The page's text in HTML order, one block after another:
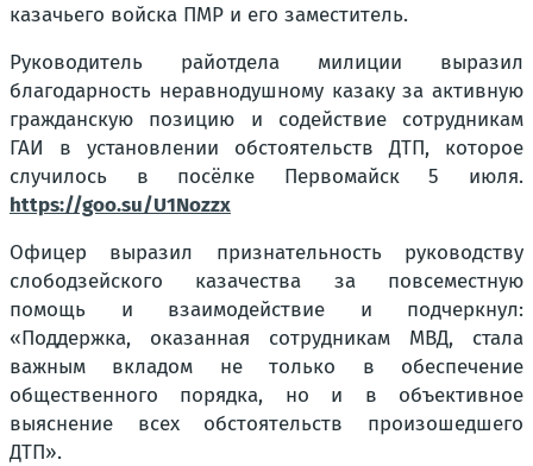
казачьего войска ПМР и его заместитель.
Руководитель райотдела милиции выразил
благодарность неравнодушному казаку за активную
гражданскую позицию и содействие сотрудникам
ГАИ в установлении обстоятельств ДТП, которое
случилось в посёлке Первомайск 5 июля.
https://goo.su/U1Nozzx
Офицер выразил признательность руководству
слободзейского казачества за повсеместную
помощь и взаимодействие и подчеркнул:
«Поддержка, оказанная сотрудникам МВД, стала
важным вкладом не только в обеспечение
общественного порядка, но и в объективное
выяснение всех обстоятельств произошедшего
ДТП».